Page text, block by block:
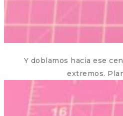
Y doblamos hacia ese
extremos.